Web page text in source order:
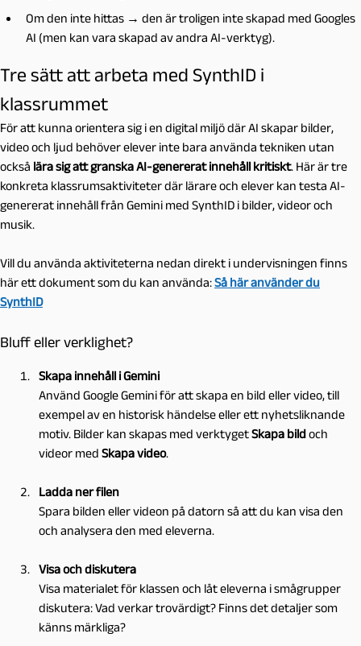
Om den inte hittas → den är troligen inte skapad med Googles
AI (men kan vara skapad av andra AI-verktyg).
Tre sätt att arbeta med SynthID i
klassrummet
För att kunna orientera sig i en digital miljö där AI skapar bilder,
video och ljud behöver elever inte bara använda tekniken utan
också lära sig att granska AI-genererat innehåll kritiskt. Här är tre
konkreta klassrumsaktiviteter där lärare och elever kan testa AI-
genererat innehåll från Gemini med SynthID i bilder, videor och
musik.
Vill du använda aktiviteterna nedan direkt i undervisningen finns
här ett dokument som du kan använda:Så här använder du
SynthID
Bluff eller verklighet?
Skapa innehåll i Gemini
Använd Google Gemini för att skapa en bild eller video, till
exempel av en historisk händelse eller ett nyhetsliknande
motiv. Bilder kan skapas med verktygetSkapa bildoch
videor med Skapa video.
Ladda ner filen
Spara bilden eller videon på datorn så att du kan visa den
och analysera den med eleverna.
Visa och diskutera
Visa materialet för klassen och låt eleverna i smågrupper
diskutera: Vad verkar trovärdigt? Finns det detaljer som
känns märkliga?